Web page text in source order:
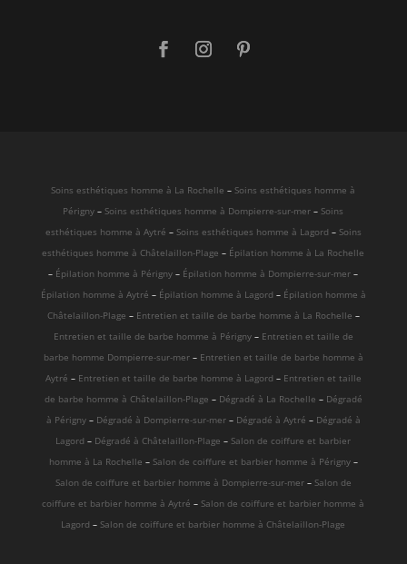
Soins esthétiques homme à La Rochelle –Soins esthétiques homme à
Périgny –Soins esthétiques homme à Dompierre-sur-mer –Soins
esthétiques homme à Aytré – Soins esthétiques homme à Lagord – Soins
esthétiques homme à Châtelaillon-Plage – Épilation homme à La Rochelle
– Épilation homme à Périgny – Épilation homme à Dompierre-sur-mer –
Épilation homme à Aytré – Épilation homme à Lagord – Épilation homme à
Châtelaillon-Plage – Entretien et taille de barbe homme à La Rochelle –
Entretien et taille de barbe homme à Périgny– Entretien et taille de
barbe homme Dompierre-sur-mer– Entretien et taille de barbe homme à
Aytré – Entretien et taille de barbe homme à Lagord – Entretien et taille
de barbe homme à Châtelaillon-Plage – Dégradé à La Rochelle – Dégradé
à Périgny– Dégradé à Dompierre-sur-mer– Dégradé à Aytré – Dégradé à
Lagord – Dégradé à Châtelaillon-Plage –Salon de coiffure et barbier
homme à La Rochelle – Salon de coiffure et barbier homme à Périgny–
Salon de coiffure et barbier homme à Dompierre-sur-mer– Salon de
coiffure et barbier homme à Aytré –Salon de coiffure et barbier homme à
Lagord –Salon de coiffure et barbier homme à Châtelaillon-Plage